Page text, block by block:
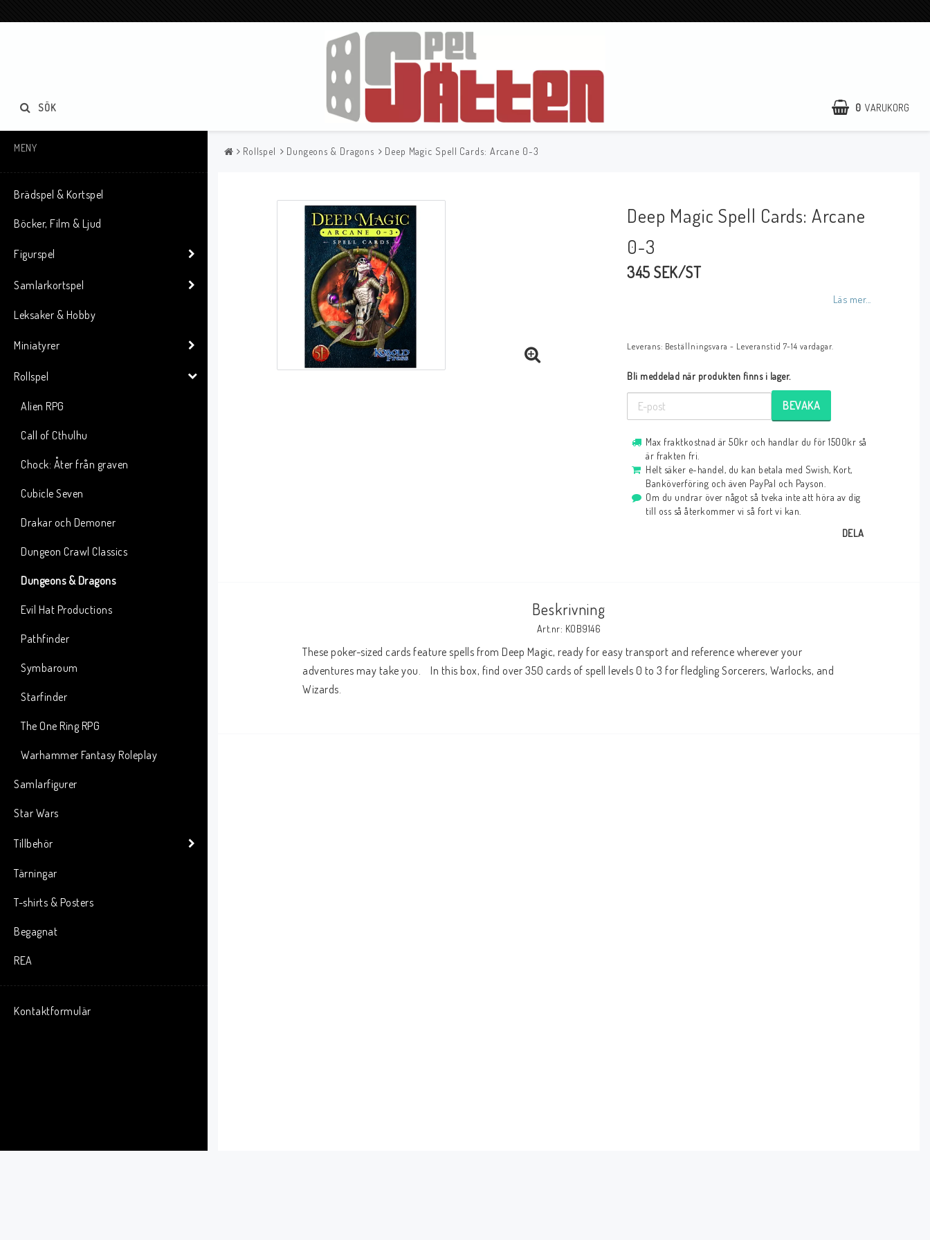
0 VARUKORG
SÖK
MENY
Brädspel & Kortspel
Böcker, Film & Ljud
Figurspel
Samlarkortspel
Leksaker & Hobby
Miniatyrer
Rollspel
Alien RPG
Call of Cthulhu
Chock: Åter från graven
Cubicle Seven
Drakar och Demoner
Dungeon Crawl Classics
Dungeons & Dragons
Evil Hat Productions
Pathfinder
Symbaroum
Starfinder
The One Ring RPG
Warhammer Fantasy Roleplay
Samlarfigurer
Star Wars
Tillbehör
Tärningar
T-shirts & Posters
Begagnat
REA
Kontaktformulär
Rollspel Dungeons & Dragons Deep Magic Spell Cards: Arcane 0-3
Deep Magic Spell Cards: Arcane
0-3
345 SEK/ST
Läs mer...
Leverans: Beställningsvara - Leveranstid 7-14 vardagar.
Bli meddelad när produkten finns i lager.
BEVAKA
Max fraktkostnad är 50kr och handlar du för 1500kr så
är frakten fri.
Helt säker e-handel, du kan betala med Swish, Kort,
Banköverföring och även PayPal och Payson.
Om du undrar över något så tveka inte att höra av dig
till oss så återkommer vi så fort vi kan.
DELA
Beskrivning
Art.nr: KOB9146
These poker-sized cards feature spells from Deep Magic, ready for easy transport and reference wherever your
adventures may take you.    In this box, find over 350 cards of spell levels 0 to 3 for fledgling Sorcerers, Warlocks, and
Wizards.